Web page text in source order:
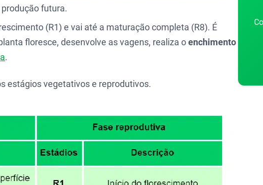
futura.
(R1) e vai até a maturação completa (R8). É
floresce, desenvolve as vagens, realiza oenchimento
.
estágios vegetativos e reprodutivos.